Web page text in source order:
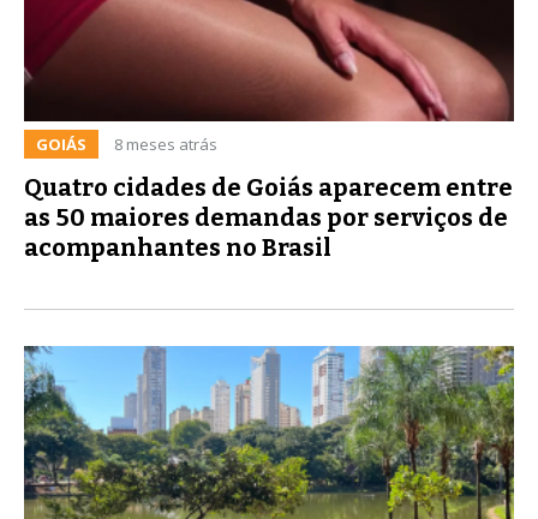
GOIÁS 8 meses atrás
Quatro cidades de Goiás aparecem entre
as 50 maiores demandas por serviços de
acompanhantes no Brasil